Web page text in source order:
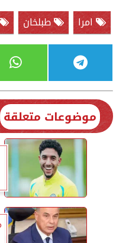
امرا
طبلخان
موضوعات متعلقة